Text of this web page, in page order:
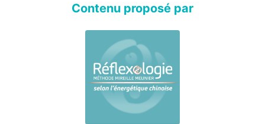
Contenu proposé par